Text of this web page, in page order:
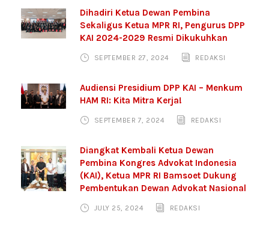
Dihadiri Ketua Dewan Pembina
Sekaligus Ketua MPR RI, Pengurus DPP
KAI 2024-2029 Resmi Dikukuhkan
SEPTEMBER 27, 2024 REDAKSI
Audiensi Presidium DPP KAI – Menkum
HAM RI: Kita Mitra Kerja!
SEPTEMBER 7, 2024 REDAKSI
Diangkat Kembali Ketua Dewan
Pembina Kongres Advokat Indonesia
(KAI), Ketua MPR RI Bamsoet Dukung
Pembentukan Dewan Advokat Nasional
JULY 25, 2024 REDAKSI